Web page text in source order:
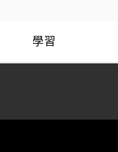
學習